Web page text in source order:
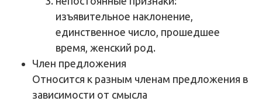
изъявительное наклонение,
единственное число, прошедшее
время, женский род.
Член предложения
Относится к разным членам предложения в
зависимости от смысла